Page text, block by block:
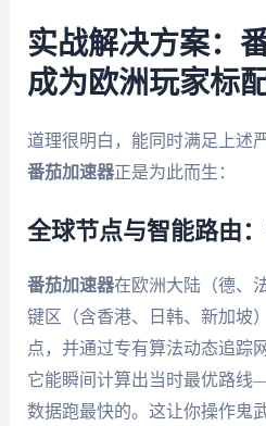
实战解决方案：
成为欧洲玩家标配
道理很明白，能同时满足上述
番茄加速器正是为此而生：
全球节点与智能路由
番茄加速器在欧洲大陆（德、
键区（含香港、日韩、新加坡
点，并通过专有算法动态追踪
它能瞬间计算出当时最优路
数据跑最快的。这让你操作鬼